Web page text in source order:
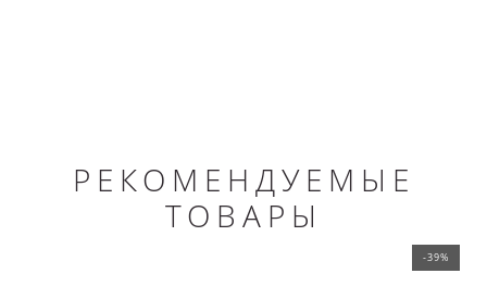
РЕКОМЕНДУЕМЫЕ
ТОВАРЫ
-39%